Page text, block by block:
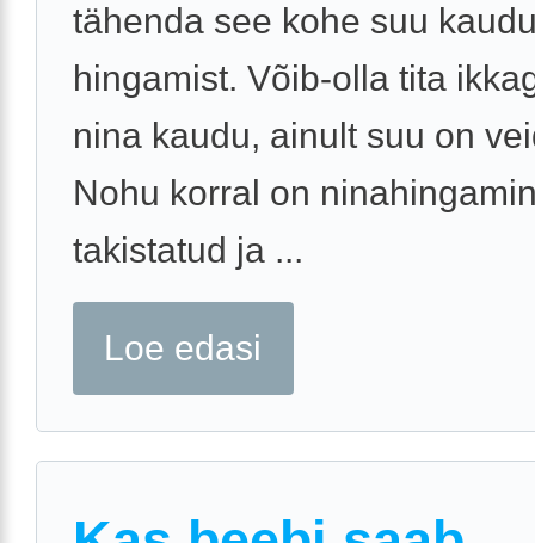
tähenda see kohe suu
hingamist. Võib-olla tita
nina kaudu, ainult suu on
Nohu korral on
takistatud ja ...
Loe edasi